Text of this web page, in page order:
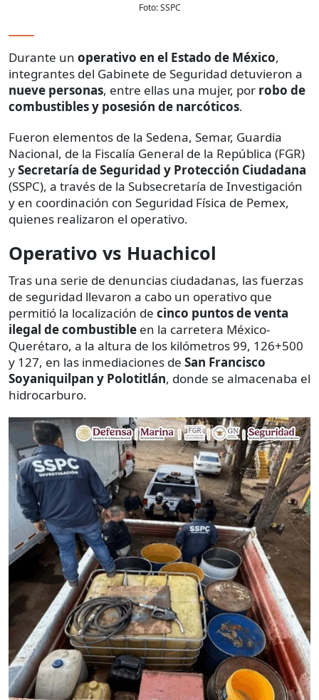
Foto:SSPC
Durante un operativo en el Estado de México,
integrantes del Gabinete de Seguridad detuvieron a
nueve personas, entre ellas una mujer, por robo de
combustibles y posesión de narcóticos.
Fueron elementos de la Sedena, Semar, Guardia
Nacional, de la Fiscalía General de la República (FGR)
ySecretaría de Seguridad y Protección Ciudadana
(SSPC), a través de la Subsecretaría de Investigación
y en coordinación con Seguridad Física de Pemex,
quienes realizaron el operativo.
Operativo vs Huachicol
Tras una serie de denuncias ciudadanas, las fuerzas
de seguridad llevaron a cabo un operativo que
permitió la localización de cinco puntos de venta
ilegal de combustible en la carretera México-
Querétaro, a la altura de los kilómetros 99, 126+500
y 127, en las inmediaciones de San Francisco
Soyaniquilpan y Polotitlán, donde se almacenaba el
hidrocarburo.